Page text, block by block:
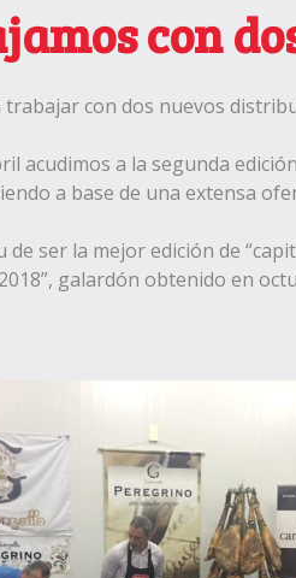
con
trabajar con dos nuevos
acudimos a la segunda
a base de una extensa
de ser la mejor edición de
galardón obtenido en